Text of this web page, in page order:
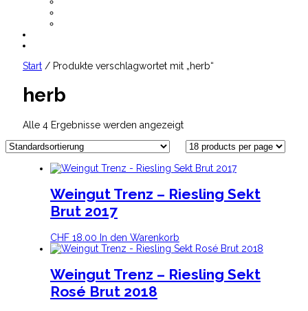
Start / Produkte verschlagwortet mit „herb“
herb
Alle 4 Ergebnisse werden angezeigt
Weingut Trenz – Riesling Sekt
Brut 2017
CHF 18.00 In den Warenkorb
Weingut Trenz – Riesling Sekt
Rosé Brut 2018